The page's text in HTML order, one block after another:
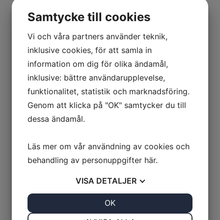
Samtycke till cookies
Vi och våra partners använder teknik,
inklusive cookies, för att samla in
information om dig för olika ändamål,
inklusive: bättre användarupplevelse,
funktionalitet, statistik och marknadsföring.
Genom att klicka på "OK" samtycker du till
dessa ändamål.
Läs mer om vår användning av cookies och
behandling av personuppgifter här.
VISA DETALJER
OK